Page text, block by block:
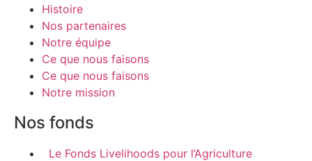
Histoire
Nos partenaires
Notre équipe
Ce que nous faisons
Ce que nous faisons
Notre mission
Nos fonds
Le Fonds Livelihoods pour l’Agriculture